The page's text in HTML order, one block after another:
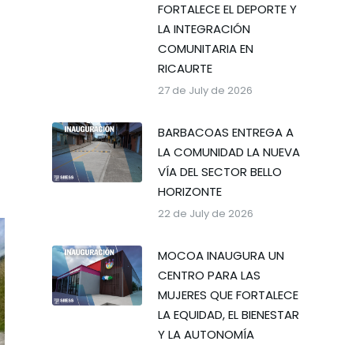
FORTALECE EL DEPORTE Y
LA INTEGRACIÓN
COMUNITARIA EN
RICAURTE
27 de July de 2026
BARBACOAS ENTREGA A
LA COMUNIDAD LA NUEVA
VÍA DEL SECTOR BELLO
HORIZONTE
22 de July de 2026
MOCOA INAUGURA UN
CENTRO PARA LAS
MUJERES QUE FORTALECE
LA EQUIDAD, EL BIENESTAR
Y LA AUTONOMÍA